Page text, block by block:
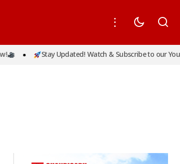
Stay Updated! Watch & Subscribe to our